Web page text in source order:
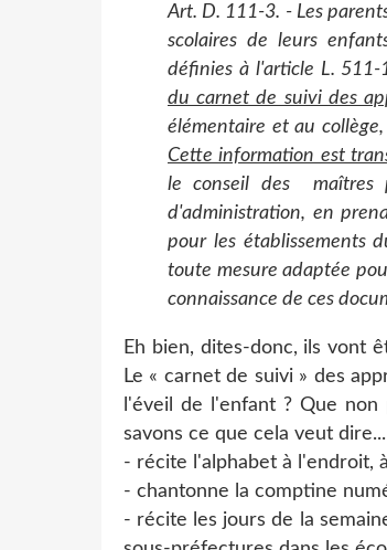
Art. D. 111-3. - Les
scolaires de leurs
définies à l'article L. 511-
du carnet de suivi des
élémentaire et au
Cette information est
le conseil des maîtres
d'administration, en
pour les établissements
toute mesure adaptée
connaissance de ces
Eh bien, dites-donc, ils vont
Le « carnet de suivi » des
l'éveil de l'enfant ? Que
savons ce que cela veut
- récite l'alphabet à l'endroit,
- chantonne la comptine
- récite les jours de la